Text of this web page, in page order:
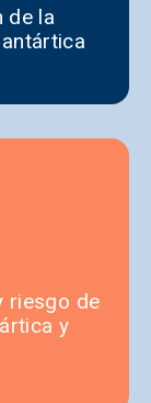
de la
riesgo de
y